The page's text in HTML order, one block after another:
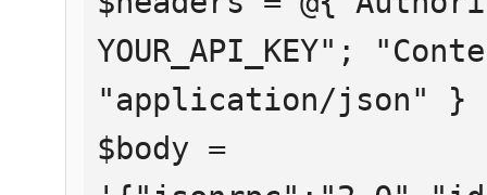
YOUR_API_KEY";
"application/json" }
$body =